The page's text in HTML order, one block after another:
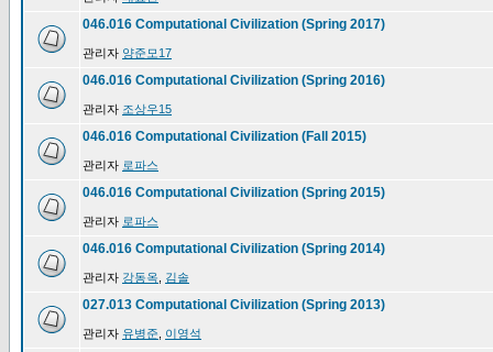
046.016 Computational Civilization (Spring 2017)
관리자 양준모17
046.016 Computational Civilization (Spring 2016)
관리자 조상우15
046.016 Computational Civilization (Fall 2015)
관리자 로파스
046.016 Computational Civilization (Spring 2015)
관리자 로파스
046.016 Computational Civilization (Spring 2014)
관리자 강동옥 김솔
027.013 Computational Civilization (Spring 2013)
관리자 유병준 이영석